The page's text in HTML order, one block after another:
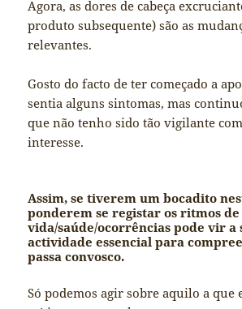
Agora, as dores de cabeça
produto subsequente) são as
relevantes.
Gosto do facto de ter começado a
sentia alguns sintomas, mas
que não tenho sido tão vigilante
interesse.
Assim, se tiverem um bocadito
ponderem se registar os ritmos de
vida/saúde/ocorrências pode vir a
actividade essencial para
passa convosco.
Só podemos agir sobre aquilo a que